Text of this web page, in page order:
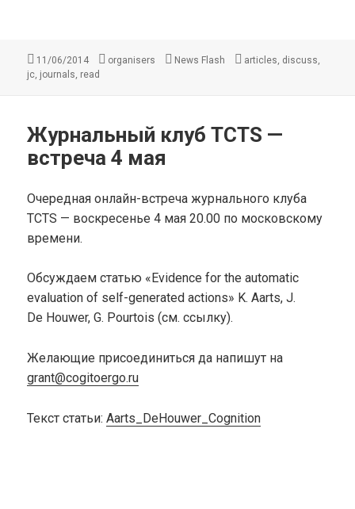
Опубликовано
11/06/2014 Автор
organisers Рубрики
News Flash Метки
articles, discuss,
jc, journals, read
Журнальный клуб TCTS —
встреча 4 мая
Очередная онлайн-встреча журнального клуба
TCTS — воскресенье 4 мая 20.00 по московскому
времени.
Обсуждаем статью «Evidence for the automatic
evaluation of self-generated actions» K. Aarts, J.
De Houwer, G. Pourtois (см. ссылку).
Желающие присоединиться да напишут на
grant@cogitoergo.ru
Текст статьи:Aarts_DeHouwer_Cognition